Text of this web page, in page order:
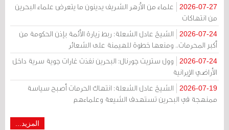
2026-07-27
علماء من الأزهر الشريف يدينون ما يتعرض علماء البحرين
من انتهاكات
2026-07-24
الشيخ عادل الشعلة: ربط زيارة الأئمة بإذن الحكومة من
أكبر المحرمات.. ومنعها خطوة للهيمنة على الشعائر
2026-07-24
وول ستريت جورنال: البحرين نفذت غارات جوية سرية داخل
الأراضي الإيرانية
2026-07-19
الشيخ عادل الشعلة: انتهاك الحرمات أصبح سياسة
ممنهجة في البحرين تستهدف الشيعة وعلماءهم
المزيد...